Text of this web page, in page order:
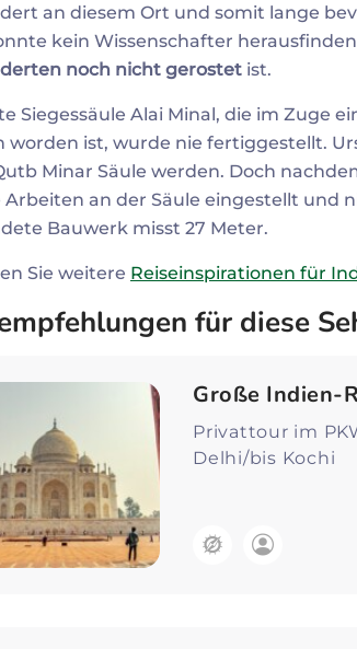
an diesem Ort und somit lange
kein Wissenschafter
noch nicht gerostet ist.
Siegessäule Alai Minal, die im Zuge
worden ist, wurde nie fertiggestellt.
Minar Säule werden. Doch
Arbeiten an der Säule eingestellt und
Bauwerk misst 27 Meter.
Sie weitere Reiseinspirationen für
für diese
Große Indien-
Privattour im
Delhi/bis Kochi